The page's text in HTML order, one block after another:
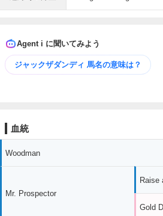
Agent i に聞いてみよう
ジャックザダンディ 馬名の意味は？
血統
Woodman
Mr. Prospector
Raise
Gold